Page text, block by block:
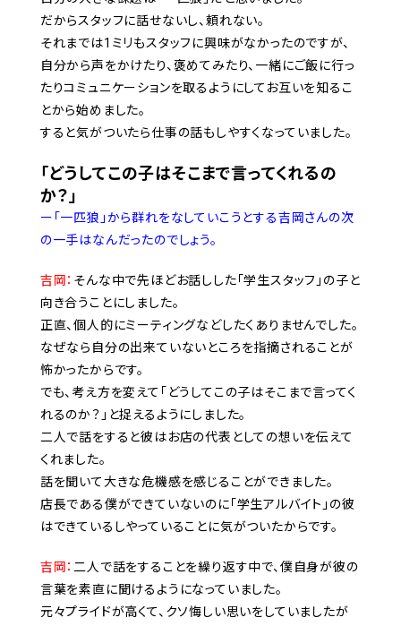
だからスタッフに話せないし、頼れない。
それまでは1ミリもスタッフに興味がなかったのですが、
自分から声をかけたり、褒めてみたり、一緒にご飯に行っ
たりコミュニケーションを取るようにしてお互いを知るこ
とから始めました。
すると気がついたら仕事の話もしやすくなっていました。
「どうしてこの子はそこまで言ってくれるの
か？」
ー「一匹狼」から群れをなしていこうとする吉岡さんの次
の一手はなんだったのでしょう。
吉岡： そんな中で先ほどお話しした「学生スタッフ」の子と
向き合うことにしました。
正直、個人的にミーティングなどしたくありませんでした。
なぜなら自分の出来ていないところを指摘されることが
怖かったからです。
でも、考え方を変えて「どうしてこの子はそこまで言ってく
れるのか？」と捉えるようにしました。
二人で話をすると彼はお店の代表としての想いを伝えて
くれました。
話を聞いて大きな危機感を感じることができました。
店長である僕ができていないのに「学生アルバイト」の彼
はできているしやっていることに気がついたからです。
吉岡：二人で話をすることを繰り返す中で、僕自身が彼の
言葉を素直に聞けるようになっていました。
元々プライドが高くて、クソ悔しい思いをしていましたが